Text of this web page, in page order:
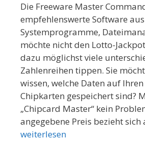
Die Freeware Master
empfehlenswerte Software
Systemprogramme,
möchte nicht den Lotto-
dazu möglichst viele
Zahlenreihen tippen. Sie
wissen, welche Daten auf
Chipkarten gespeichert sind?
„Chipcard Master“ kein
angegebene Preis bezieht
weiterlesen